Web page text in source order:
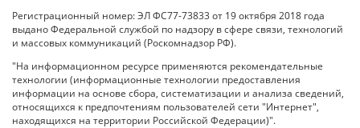
Регистрационный номер: ЭЛ ФС77-73833 от 19 октября 2018 года
выдано Федеральной службой по надзору в сфере связи, технологий
и массовых коммуникаций (Роскомнадзор РФ).
"На информационном ресурсе применяются рекомендательные
технологии (информационные технологии предоставления
информации на основе сбора, систематизации и анализа сведений,
относящихся к предпочтениям пользователей сети "Интернет",
находящихся на территории Российской Федерации)".